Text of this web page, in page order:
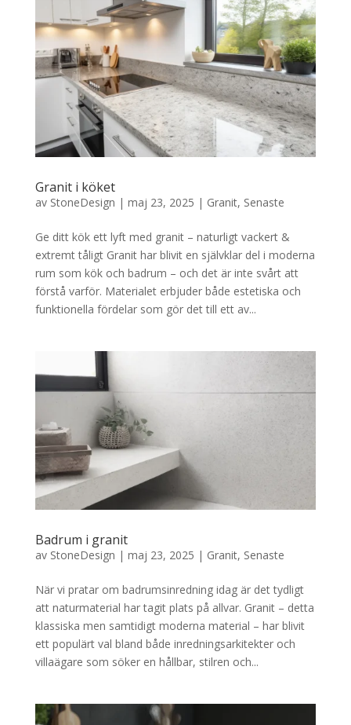
Granit i köket
av StoneDesign | maj 23, 2025 | Granit, Senaste
Ge ditt kök ett lyft med granit – naturligt vackert &
extremt tåligt Granit har blivit en självklar del i moderna
rum som kök och badrum – och det är inte svårt att
förstå varför. Materialet erbjuder både estetiska och
funktionella fördelar som gör det till ett av...
Badrum i granit
av StoneDesign | maj 23, 2025 | Granit, Senaste
När vi pratar om badrumsinredning idag är det tydligt
att naturmaterial har tagit plats på allvar. Granit – detta
klassiska men samtidigt moderna material – har blivit
ett populärt val bland både inredningsarkitekter och
villaägare som söker en hållbar, stilren och...